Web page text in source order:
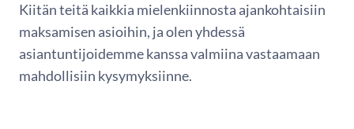
Kiitän teitä kaikkia mielenkiinnosta ajankohtaisiin
maksamisen asioihin, ja olen yhdessä
asiantuntijoidemme kanssa valmiina vastaamaan
mahdollisiin kysymyksiinne.